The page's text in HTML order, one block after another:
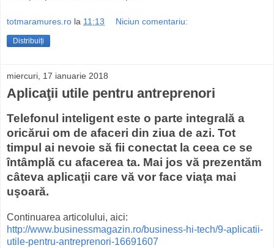
totmaramures.ro la 11:13 Niciun comentariu:
Distribuiți
miercuri, 17 ianuarie 2018
Aplicaţii utile pentru antreprenori
Telefonul inteligent este o parte integrală a
oricărui om de afaceri din ziua de azi. Tot
timpul ai nevoie să fii conectat la ceea ce se
întâmplă cu afacerea ta. Mai jos vă prezentăm
câteva aplicaţii care vă vor face viaţa mai
uşoară.
Continuarea articolului, aici:
http://www.businessmagazin.ro/business-hi-tech/9-aplicatii-
utile-pentru-antreprenori-16691607